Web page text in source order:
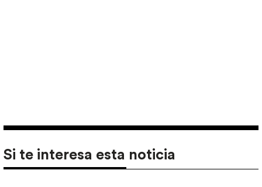
Si te interesa esta noticia